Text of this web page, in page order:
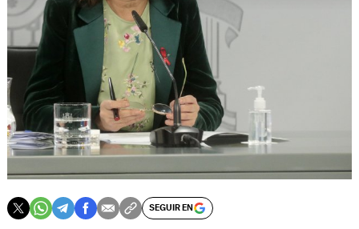
SEGUIR EN